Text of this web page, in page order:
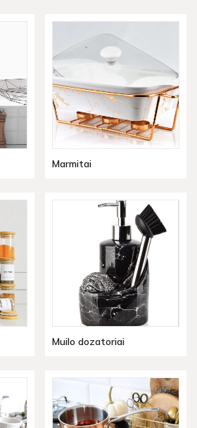
Marmitai
Muilo dozatoriai